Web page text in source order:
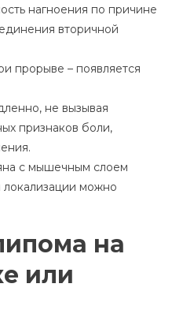
нагноения по причине
вторичной
прорыве – появляется
не вызывая
признаков боли,
с мышечным слоем
можно
на
или